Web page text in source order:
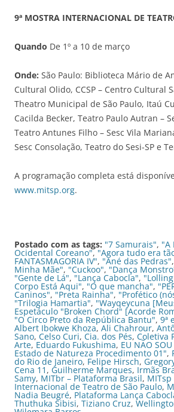
9ª MOSTRA INTERNACIONAL DE
Quando De 1º a 10 de março
Onde: São Paulo: Biblioteca Mário de
Cultural Olido, CCSP – Centro Cultural
Theatro Municipal de São Paulo, Itaú
Cacilda Becker, Teatro Paulo Autran –
Teatro Antunes Filho – Sesc Vila
Sesc Consolação, Teatro do Sesi-SP e
A programação completa está
www.mitsp.org.
Postado com as tags: "7 Samurais", "A
Ocidental Coreano", "Agora tudo era
FANTASMAGORIA IV", "Ané das Pedras",
Minha Mãe", "Cuckoo", "Dança
"Gente de Lá", "Lança Cabocla",
Corpo Está Aqui", "O que mancha",
Caninos", "Preta Rainha", "Profético
"Trilogia Hamartia", "Wayqeycuna
Espetáculo "Broken Chord" [Acorde
"O Circo Preto da República Bantu", 9ª
Albert Ibokwe Khoza, Ali Chahrour,
Sano, Celso Curi, Cia. dos Pés, Coletiva
Arte, Eduardo Fukushima, EU NÃO
Estado de Natureza Procedimento 01",
do Rio de Janeiro, Felipe Hirsch,
Cena 11 , Guilherme Marques, Irmãs
Samy, MITbr – Plataforma Brasil,
Internacional de Teatro de São Paulo,
Nadia Beugré, Plataforma Lança
Thuthuka Sibisi, Tiziano Cruz,